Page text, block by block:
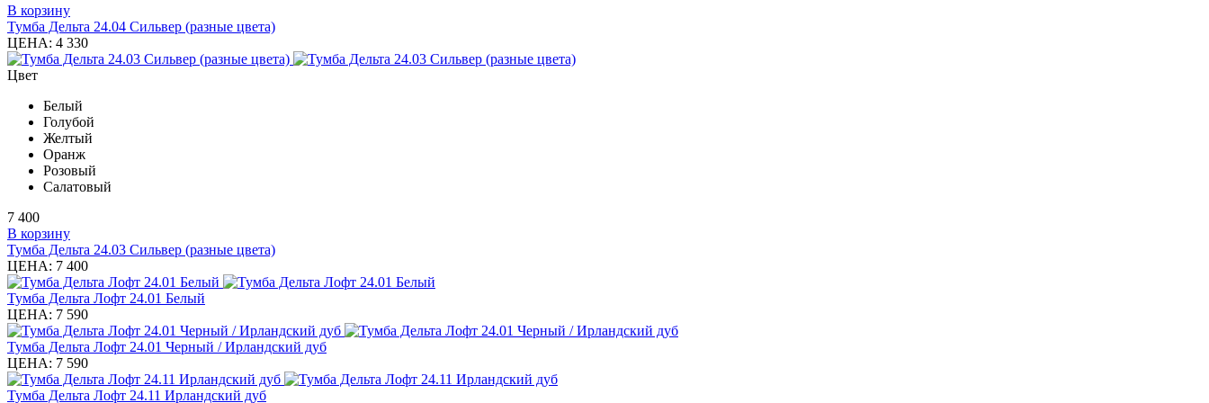
В корзину
Тумба Дельта 24.04 Сильвер (разные цвета)
ЦЕНА: 4 330
Цвет
Белый
Голубой
Желтый
Оранж
Розовый
Салатовый
7 400
В корзину
Тумба Дельта 24.03 Сильвер (разные цвета)
ЦЕНА: 7 400
Тумба Дельта Лофт 24.01 Белый
ЦЕНА: 7 590
Тумба Дельта Лофт 24.01 Черный / Ирландский дуб
ЦЕНА: 7 590
Тумба Дельта Лофт 24.11 Ирландский дуб